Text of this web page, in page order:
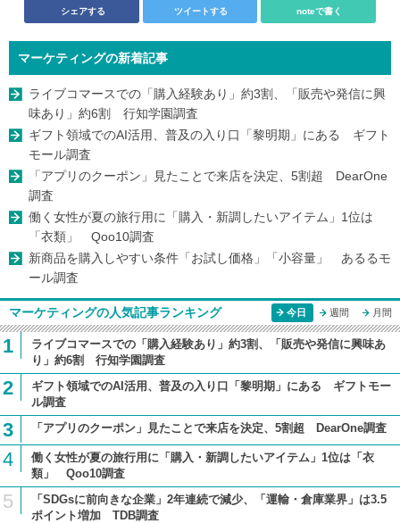
シェアする ツイートする noteで書く
マーケティングの新着記事
ライブコマースでの「購入経験あり」約3割、「販売や発信に興
味あり」約6割 行知学園調査
ギフト領域でのAI活用、普及の入り口「黎明期」にある ギフト
モール調査
「アプリのクーポン」見たことで来店を決定、5割超 DearOne
調査
働く女性が夏の旅行用に「購入・新調したいアイテム」1位は
「衣類」 Qoo10調査
新商品を購入しやすい条件「お試し価格」「小容量」 あるるモ
ール調査
マーケティングの人気記事ランキング 今日 週間 月間
1
ライブコマースでの「購入経験あり」約3割、「販売や発信に興味あ
り」約6割 行知学園調査
2
ギフト領域でのAI活用、普及の入り口「黎明期」にある ギフトモー
ル調査
3 「アプリのクーポン」見たことで来店を決定、5割超 DearOne調査
4
働く女性が夏の旅行用に「購入・新調したいアイテム」1位は「衣
類」 Qoo10調査
5
「SDGsに前向きな企業」2年連続で減少、「運輸・倉庫業界」は3.5
ポイント増加 TDB調査